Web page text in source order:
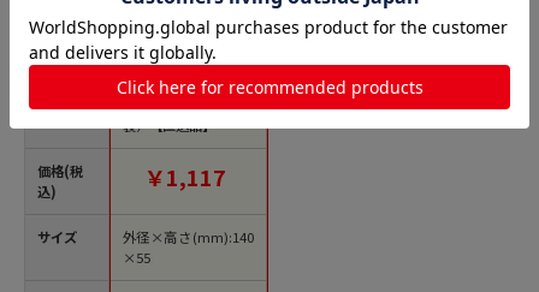
価格(税
込)
サイズ
18-8替網式油こし
№1 1袋（ご注文単位1
袋）【直送品】
￥1,117
外径×高さ(mm):140
×55